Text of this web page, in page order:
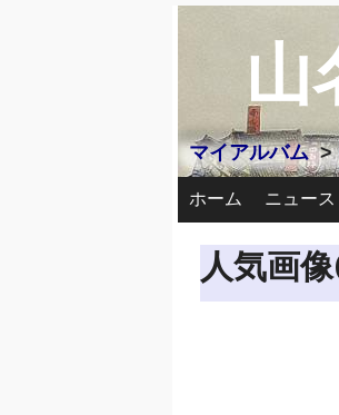
山
マイアルバム>
ホーム ニュース
人気画